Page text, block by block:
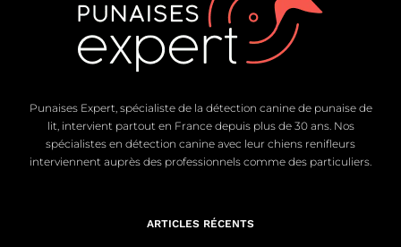
Punaises Expert, spécialiste de la détection canine de punaise de
lit, intervient partout en France depuis plus de 30 ans. Nos
spécialistes en détection canine avec leur chiens renifleurs
interviennent auprès des professionnels comme des particuliers.
ARTICLES RÉCENTS